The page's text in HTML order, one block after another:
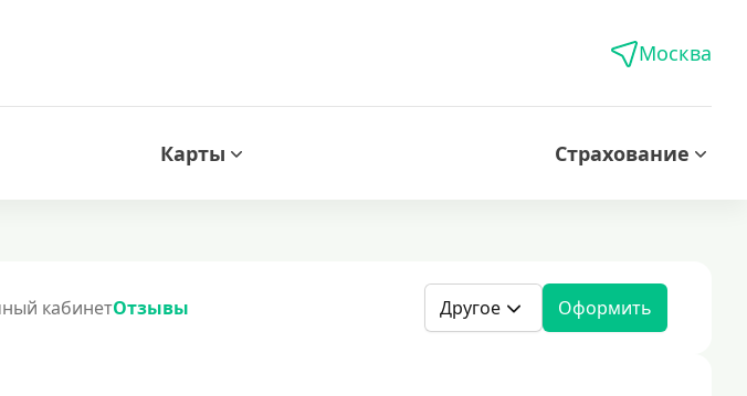
Москва
Карты Страхование
кабинетОтзывы Другое Оформить